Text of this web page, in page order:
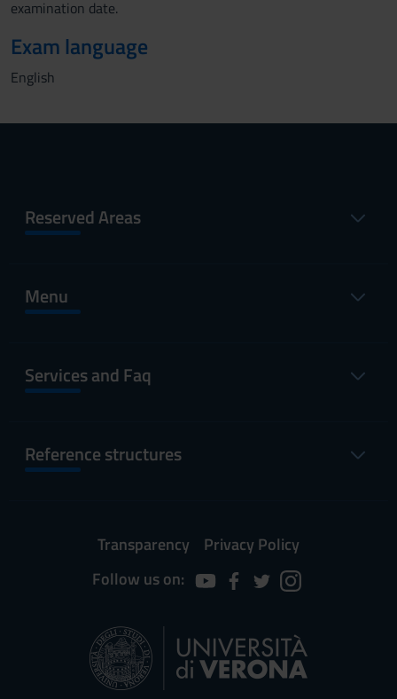
examination date.
Exam language
English
Reserved Areas
Menu
Services and Faq
Reference structures
Transparency
Privacy Policy
Follow us on: